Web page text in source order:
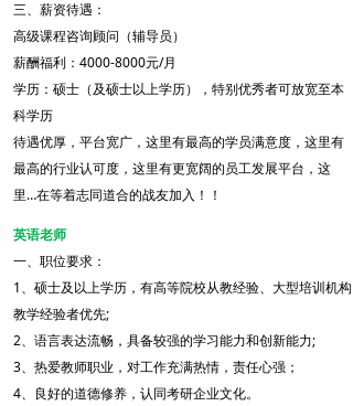
三、薪资待遇：
高级课程咨询顾问（辅导员）
薪酬福利：4000-8000元/月
学历：硕士（及硕士以上学历），特别优秀者可放宽至本
科学历
待遇优厚，平台宽广，这里有最高的学员满意度，这里有
最高的行业认可度，这里有更宽阔的员工发展平台，这
里…在等着志同道合的战友加入！！
英语老师
一、职位要求：
1、硕士及以上学历，有高等院校从教经验、大型培训机构
教学经验者优先;
2、语言表达流畅，具备较强的学习能力和创新能力;
3、热爱教师职业，对工作充满热情，责任心强；
4、良好的道德修养，认同考研企业文化。